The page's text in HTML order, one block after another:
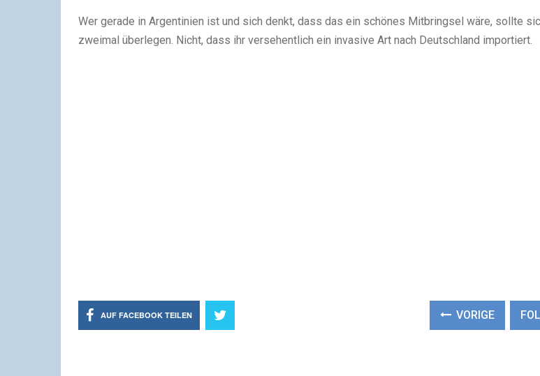
Wer gerade in Argentinien ist und sich denkt, dass das ein schönes Mitbringsel wäre, sollte
zweimal überlegen. Nicht, dass ihr versehentlich ein invasive Art nach Deutschland importiert.
AUF FACEBOOK TEILEN VORIGE